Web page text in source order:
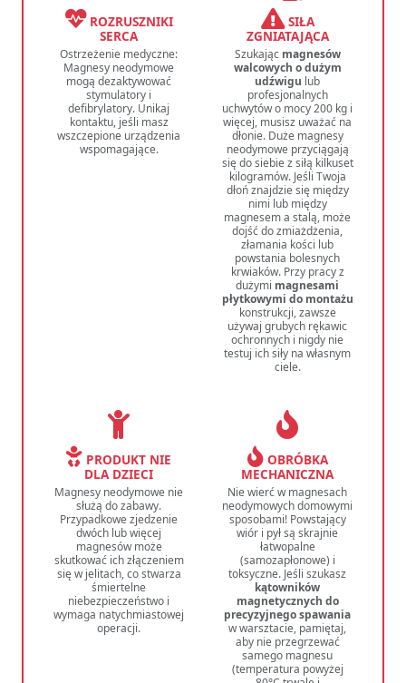
ROZRUSZNIKI
SERCA
Ostrzeżenie medyczne:
Magnesy neodymowe
mogą dezaktywować
stymulatory i
defibrylatory. Unikaj
kontaktu, jeśli masz
wszczepione urządzenia
wspomagające.
SIŁA
ZGNIATAJĄCA
Szukając magnesów
walcowych o dużym
udźwigu lub
profesjonalnych
uchwytów o mocy 200 kg i
więcej, musisz uważać na
dłonie. Duże magnesy
neodymowe przyciągają
się do siebie z siłą kilkuset
kilogramów. Jeśli Twoja
dłoń znajdzie się między
nimi lub między
magnesem a stalą, może
dojść do zmiażdżenia,
złamania kości lub
powstania bolesnych
krwiaków. Przy pracy z
dużymi magnesami
płytkowymi do montażu
konstrukcji, zawsze
używaj grubych rękawic
ochronnych i nigdy nie
testuj ich siły na własnym
ciele.
PRODUKT NIE
DLA DZIECI
Magnesy neodymowe nie
służą do zabawy.
Przypadkowe zjedzenie
dwóch lub więcej
magnesów może
skutkować ich złączeniem
się w jelitach, co stwarza
śmiertelne
niebezpieczeństwo i
wymaga natychmiastowej
operacji.
OBRÓBKA
MECHANICZNA
Nie wierć w magnesach
neodymowych domowymi
sposobami! Powstający
wiór i pył są skrajnie
łatwopalne
(samozapłonowe) i
toksyczne. Jeśli szukasz
kątowników
magnetycznych do
precyzyjnego spawania
w warsztacie, pamiętaj,
aby nie przegrzewać
samego magnesu
(temperatura powyżej